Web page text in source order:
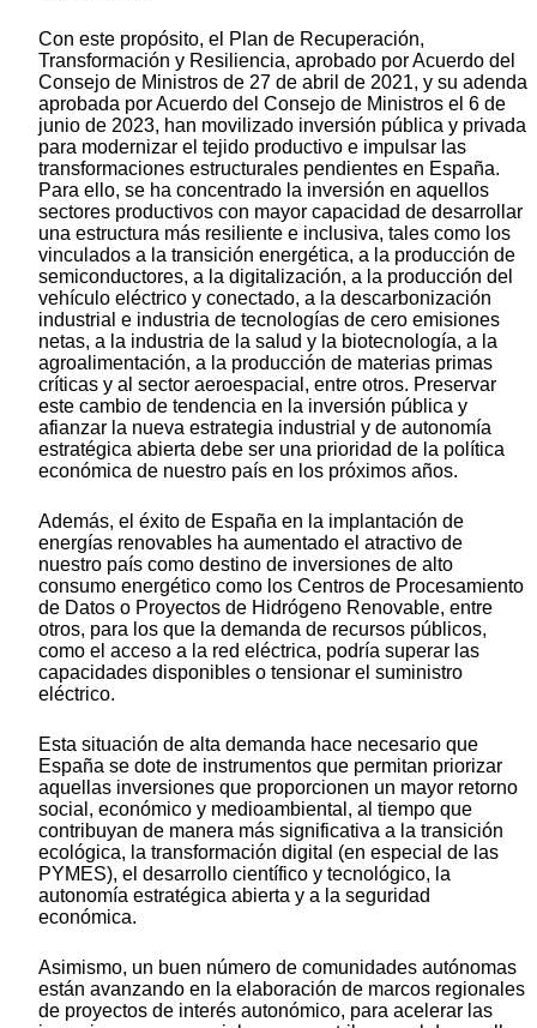
Con este propósito, el Plan de Recuperación,
Transformación y Resiliencia, aprobado por Acuerdo del
Consejo de Ministros de 27 de abril de 2021, y su adenda
aprobada por Acuerdo del Consejo de Ministros el 6 de
junio de 2023, han movilizado inversión pública y privada
para modernizar el tejido productivo e impulsar las
transformaciones estructurales pendientes en España.
Para ello, se ha concentrado la inversión en aquellos
sectores productivos con mayor capacidad de desarrollar
una estructura más resiliente e inclusiva, tales como los
vinculados a la transición energética, a la producción de
semiconductores, a la digitalización, a la producción del
vehículo eléctrico y conectado, a la descarbonización
industrial e industria de tecnologías de cero emisiones
netas, a la industria de la salud y la biotecnología, a la
agroalimentación, a la producción de materias primas
críticas y al sector aeroespacial, entre otros. Preservar
este cambio de tendencia en la inversión pública y
afianzar la nueva estrategia industrial y de autonomía
estratégica abierta debe ser una prioridad de la política
económica de nuestro país en los próximos años.
Además, el éxito de España en la implantación de
energías renovables ha aumentado el atractivo de
nuestro país como destino de inversiones de alto
consumo energético como los Centros de Procesamiento
de Datos o Proyectos de Hidrógeno Renovable, entre
otros, para los que la demanda de recursos públicos,
como el acceso a la red eléctrica, podría superar las
capacidades disponibles o tensionar el suministro
eléctrico.
Esta situación de alta demanda hace necesario que
España se dote de instrumentos que permitan priorizar
aquellas inversiones que proporcionen un mayor retorno
social, económico y medioambiental, al tiempo que
contribuyan de manera más significativa a la transición
ecológica, la transformación digital (en especial de las
PYMES), el desarrollo científico y tecnológico, la
autonomía estratégica abierta y a la seguridad
económica.
Asimismo, un buen número de comunidades autónomas
están avanzando en la elaboración de marcos regionales
de proyectos de interés autonómico, para acelerar las